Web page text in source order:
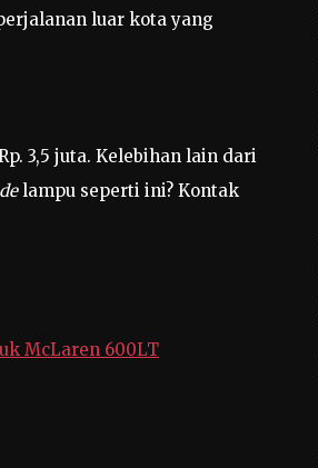
luar kota yang
3,5 juta. Kelebihan lain dari
lampu seperti ini? Kontak
McLaren 600LT